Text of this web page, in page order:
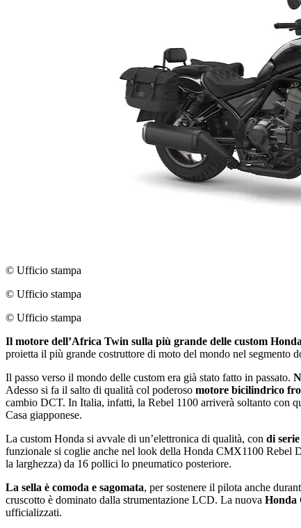
© Ufficio stampa
© Ufficio stampa
© Ufficio stampa
Il motore dellʼAfrica Twin sulla più grande delle custom Honda
proietta il più grande costruttore di moto del mondo nel segmento
Il passo verso il mondo delle custom era già stato fatto in passato.
Adesso si fa il salto di qualità col poderoso motore bicilindrico
cambio DCT. In Italia, infatti, la Rebel 1100 arriverà soltanto con
Casa giapponese.
La custom Honda si avvale di unʼelettronica di qualità, con di
funzionale si coglie anche nel look della Honda CMX1100 Rebel
la larghezza) da 16 pollici lo pneumatico posteriore.
La sella è comoda e sagomata, per sostenere il pilota anche
cruscotto è dominato dalla strumentazione LCD. La nuova Honda
ufficializzati.